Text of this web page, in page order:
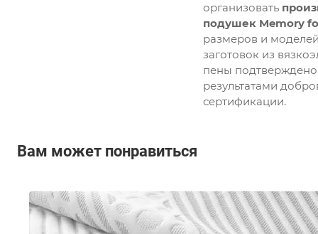
организовать
подушек Memory
размеров и
заготовок из
пены подтверждено
результатами
сертификации.
Вам может понравиться